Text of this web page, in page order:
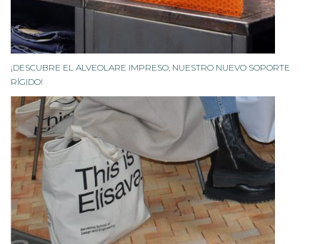
¡DESCUBRE EL ALVEOLARE IMPRESO, NUESTRO NUEVO SOPORTE
RÍGIDO!